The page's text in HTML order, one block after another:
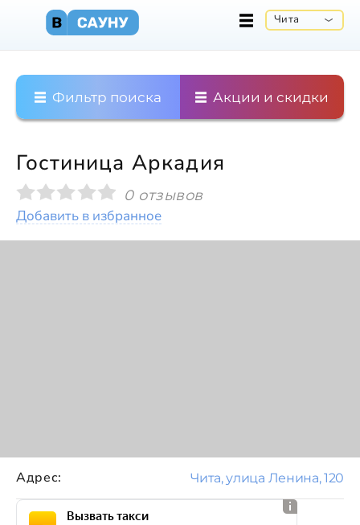
Чита
Фильтр поиска Акции и скидки
Гостиница Аркадия
0 отзывов
Добавить в избранное
Адрес: Чита, улица Ленина, 120
Вызвать такси